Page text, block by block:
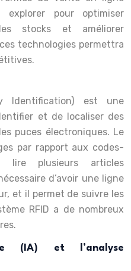
pour optimiser
stocks et améliorer
technologies permettra
Identification) est une
et de localiser des
puces électroniques. Le
par rapport aux codes-
plusieurs articles
d’avoir une ligne
et il permet de suivre les
RFID a de nombreux
(IA) et l’analyse